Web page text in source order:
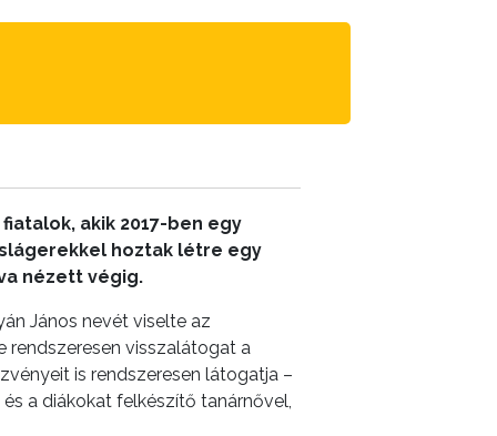
akik 2017-ben egy
hoztak létre egy
nézett végig.
János nevét viselte az
rendszeresen visszalátogat a
is rendszeresen látogatja –
a diákokat felkészítő tanárnővel,